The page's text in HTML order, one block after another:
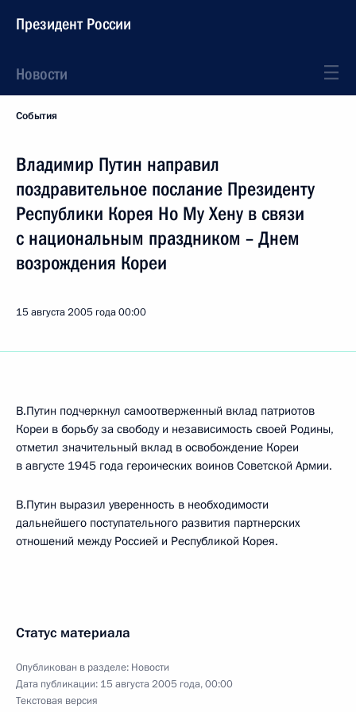
Президент России
Новости
События
Владимир Путин направил
поздравительное послание Президенту
Республики Корея Но Му Хену в связи
с национальным праздником – Днем
возрождения Кореи
15 августа 2005 года00:00
В.Путин подчеркнул самоотверженный вклад патриотов
Кореи в борьбу за свободу и независимость своей Родины,
отметил значительный вклад в освобождение Кореи
в августе 1945 года героических воинов Советской Армии.
В.Путин выразил уверенность в необходимости
дальнейшего поступательного развития партнерских
отношений между Россией и Республикой Корея.
Статус материала
Опубликован в разделе: Новости
Дата публикации: 15 августа 2005 года, 00:00
Текстовая версия